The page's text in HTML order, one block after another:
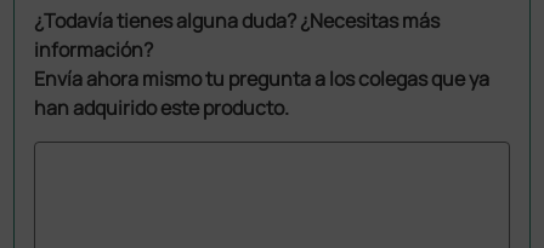
¿Todavía tienes alguna duda? ¿Necesitas más
información?
Envía ahora mismo tu pregunta a los colegas que ya
han adquirido este producto.